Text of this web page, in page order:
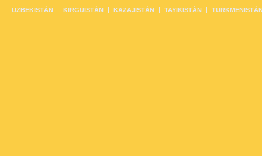
UZBEKISTÁN KIRGUISTÁN KAZAJISTÁN TAYIKISTÁN